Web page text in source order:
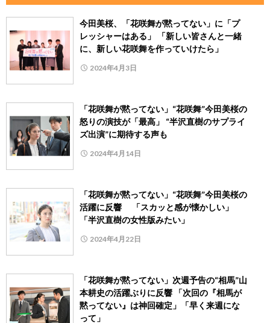
今田美桜、「花咲舞が黙ってない」に「プ
レッシャーはある」 「新しい皆さんと一緒
に、新しい花咲舞を作っていけたら」
2024年4月3日
「花咲舞が黙ってない」“花咲舞”今田美桜の
怒りの演技が「最高」 “半沢直樹のサプライ
ズ出演”に期待する声も
2024年4月14日
「花咲舞が黙ってない」“花咲舞”今田美桜の
活躍に反響 「スカッと感が懐かしい」
「半沢直樹の女性版みたい」
2024年4月22日
「花咲舞が黙ってない」次週予告の“相馬”山
本耕史の活躍ぶりに反響 「次回の『相馬が
黙ってない』は神回確定」「早く来週にな
って」